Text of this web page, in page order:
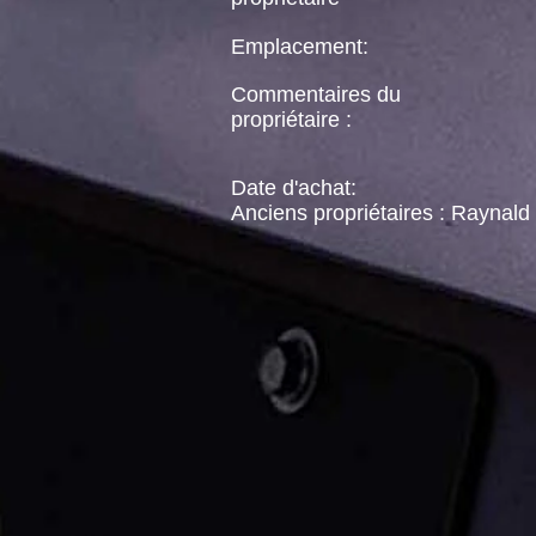
Emplacement:
Commentaires du
propriétaire :
Date d'achat:
Anciens propriétaires : Raynald